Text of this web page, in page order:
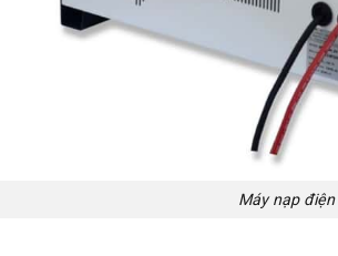
Máy nạp điện